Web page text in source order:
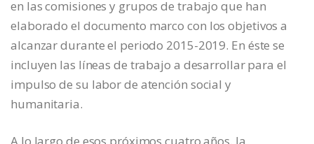
en las comisiones y grupos de trabajo que han
elaborado el documento marco con los objetivos a
alcanzar durante el periodo 2015-2019. En éste se
incluyen las líneas de trabajo a desarrollar para el
impulso de su labor de atención social y
humanitaria.